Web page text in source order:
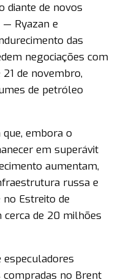
diante de novos
Ryazan e
das
negociações com
de novembro,
de petróleo
embora o
em superávit
aumentam,
russa e
Estreito de
de 20 milhões
especuladores
no Brent